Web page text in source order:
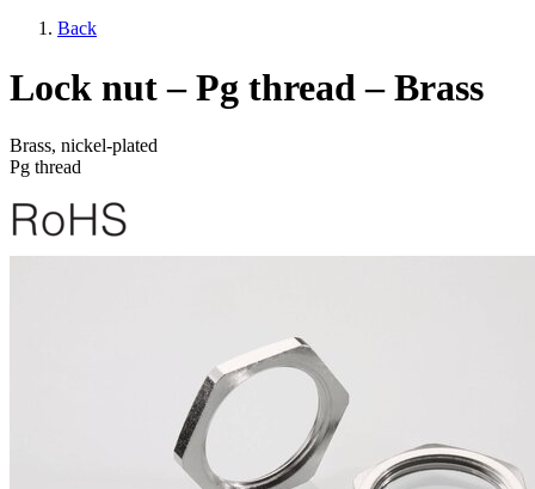
Back
Lock nut – Pg thread – Brass
Brass, nickel-plated
Pg thread